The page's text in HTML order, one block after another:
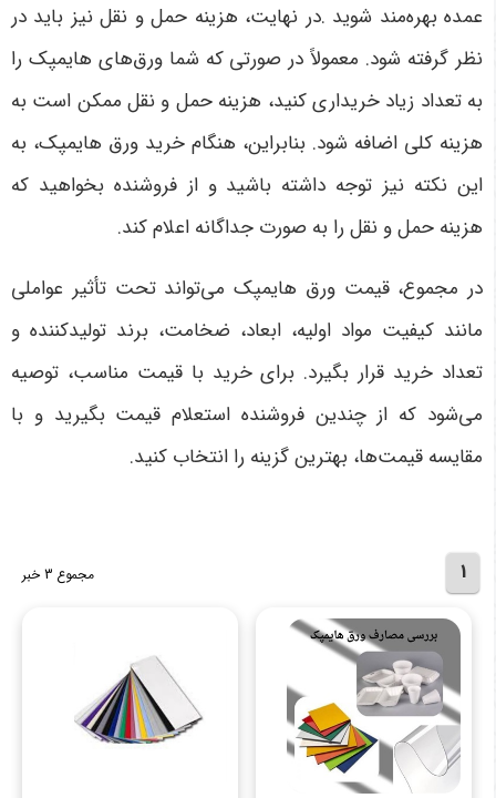
عمده بهره‌مند شوید .در نهایت، هزینه حمل و نقل نیز باید در
نظر گرفته شود. معمولاً در صورتی که شما ورق‌های هایمپک را
به تعداد زیاد خریداری کنید، هزینه حمل و نقل ممکن است به
هزینه کلی اضافه شود. بنابراین، هنگام خرید ورق هایمپک، به
این نکته نیز توجه داشته باشید و از فروشنده بخواهید که
هزینه حمل و نقل را به صورت جداگانه اعلام کند.
در مجموع، قیمت ورق هایمپک می‌تواند تحت تأثیر عواملی
مانند کیفیت مواد اولیه، ابعاد، ضخامت، برند تولیدکننده و
تعداد خرید قرار بگیرد. برای خرید با قیمت مناسب، توصیه
می‌شود که از چندین فروشنده استعلام قیمت بگیرید و با
مقایسه قیمت‌ها، بهترین گزینه را انتخاب کنید.
1 مجموع 3 خبر